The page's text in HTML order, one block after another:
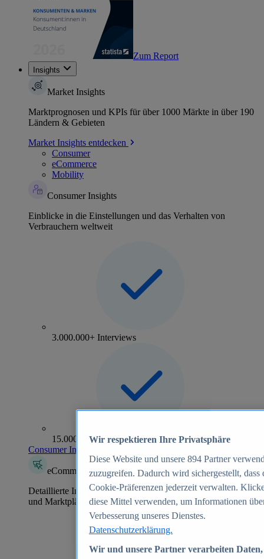
Zum Report
Insights
Market Insights
Marktprognosen und KPIs für über 1000 Märkte in über 190
Ländern & Gebieten
Market Insights entdecken
Consumer
eCommerce
Mobility
Consumer Insights
Einblicke in die Einstellungen und das Verhalten von
Verbrauchern weltweit
3.000.000+ Interviews
15.000+ Marken
Consumer Insights entdecken
eCommerce Insights
Detaillierte Informationen zu mehr als 39.000 Online-Shops
und Marktplätzen
Wir respektieren Ihre Privatsphäre
Diese Website und unsere 894 Partner
zuzugreifen. Dadurch wird sichergestellt,
Cookie-Präferenzen jederzeit verwalten.
diese Mittel verwenden, um Informationen
Verbesserung unseres Dienstes.
Datenschutzerklärung.
Wir und unsere Partner verarbeiten